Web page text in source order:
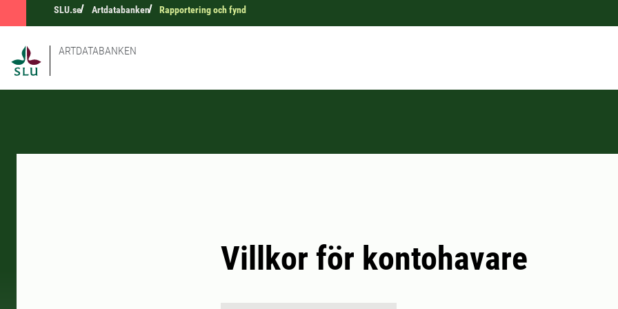
SLU.se Artdatabanken Rapportering och fynd
ARTDATABANKEN
Villkor för kontohavare